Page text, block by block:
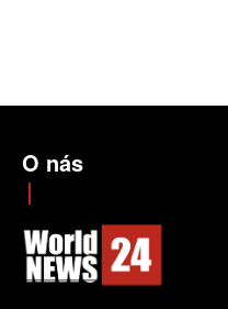
O nás